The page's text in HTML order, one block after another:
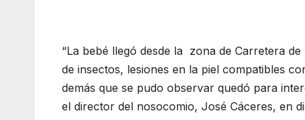
“La bebé llegó desde la zona de Carretera
de insectos, lesiones en la piel compatibles
demás que se pudo observar quedó para
el director del nosocomio, José Cáceres, en